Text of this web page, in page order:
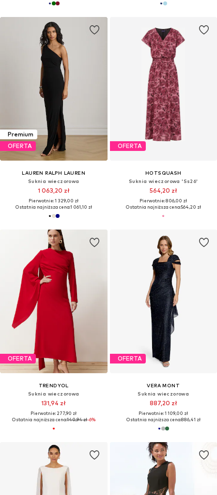
Premium
OFERTA
LAUREN RALPH LAUREN
Suknia wieczorowa
1 063,20 zł
Pierwotnie: 1 329,00 zł
Ostatnia najniższa cena:1 061,10 zł
OFERTA
HOTSQUASH
Suknia wieczorowa 'Ss26'
564,20 zł
Pierwotnie: 806,00 zł
Ostatnia najniższa cena:564,20 zł
OFERTA
TRENDYOL
Suknia wieczorowa
131,94 zł
Pierwotnie: 277,90 zł
Ostatnia najniższa cena:140,94 zł-6%
OFERTA
VERA MONT
Suknia wieczorowa
887,20 zł
Pierwotnie: 1 109,00 zł
Ostatnia najniższa cena:886,41 zł